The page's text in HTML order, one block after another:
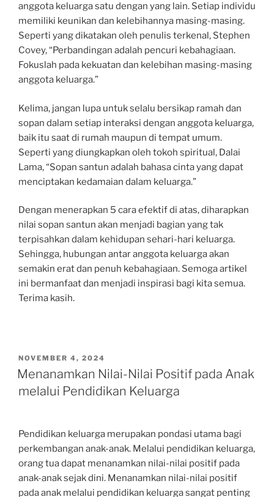
anggota keluarga satu dengan yang lain. Setiap individu
memiliki keunikan dan kelebihannya masing-masing.
Seperti yang dikatakan oleh penulis terkenal, Stephen
Covey, “Perbandingan adalah pencuri kebahagiaan.
Fokuslah pada kekuatan dan kelebihan masing-masing
anggota keluarga.”
Kelima, jangan lupa untuk selalu bersikap ramah dan
sopan dalam setiap interaksi dengan anggota keluarga,
baik itu saat di rumah maupun di tempat umum.
Seperti yang diungkapkan oleh tokoh spiritual, Dalai
Lama, “Sopan santun adalah bahasa cinta yang dapat
menciptakan kedamaian dalam keluarga.”
Dengan menerapkan 5 cara efektif di atas, diharapkan
nilai sopan santun akan menjadi bagian yang tak
terpisahkan dalam kehidupan sehari-hari keluarga.
Sehingga, hubungan antar anggota keluarga akan
semakin erat dan penuh kebahagiaan. Semoga artikel
ini bermanfaat dan menjadi inspirasi bagi kita semua.
Terima kasih.
POSTED
ON
NOVEMBER 4, 2024
Menanamkan Nilai-Nilai Positif pada Anak
melalui Pendidikan Keluarga
Pendidikan keluarga merupakan pondasi utama bagi
perkembangan anak-anak. Melalui pendidikan keluarga,
orang tua dapat menanamkan nilai-nilai positif pada
anak-anak sejak dini. Menanamkan nilai-nilai positif
pada anak melalui pendidikan keluarga sangat penting